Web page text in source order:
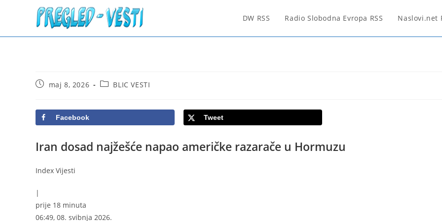
DW RSS Radio Slobodna Evropa RSS Naslovi.net
Postmaj 8, 2026
PostBLIC VESTI
Facebook Tweet
Iran dosad najžešće napao američke razarače u Hormuzu
Index Vijesti
|
prije 18 minuta
06:49, 08. svibnja 2026.